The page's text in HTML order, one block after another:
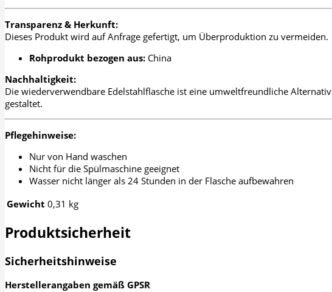
Transparenz & Herkunft:
Dieses Produkt wird auf Anfrage gefertigt, um Überproduktion zu vermeiden.
Rohprodukt bezogen aus: China
Nachhaltigkeit:
Die wiederverwendbare Edelstahlflasche ist eine umweltfreundliche
gestaltet.
Pflegehinweise:
Nur von Hand waschen
Nicht für die Spülmaschine geeignet
Wasser nicht länger als 24 Stunden in der Flasche aufbewahren
Gewicht 0,31 kg
Produktsicherheit
Sicherheitshinweise
Herstellerangaben gemäß GPSR